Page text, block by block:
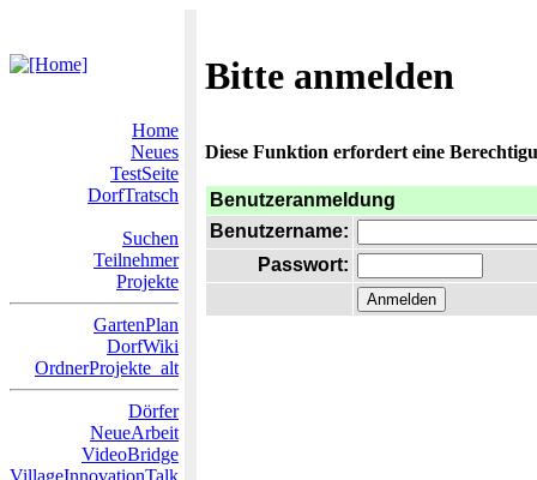
Bitte anmelden
Home
Neues
TestSeite
DorfTratsch
Suchen
Teilnehmer
Projekte
GartenPlan
DorfWiki
OrdnerProjekte_alt
Dörfer
NeueArbeit
VideoBridge
VillageInnovationTalk
Diese Funktion erfordert eine
Benutzeranmeldung
Benutzername:
Passwort: